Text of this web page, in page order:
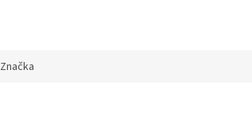
Značka